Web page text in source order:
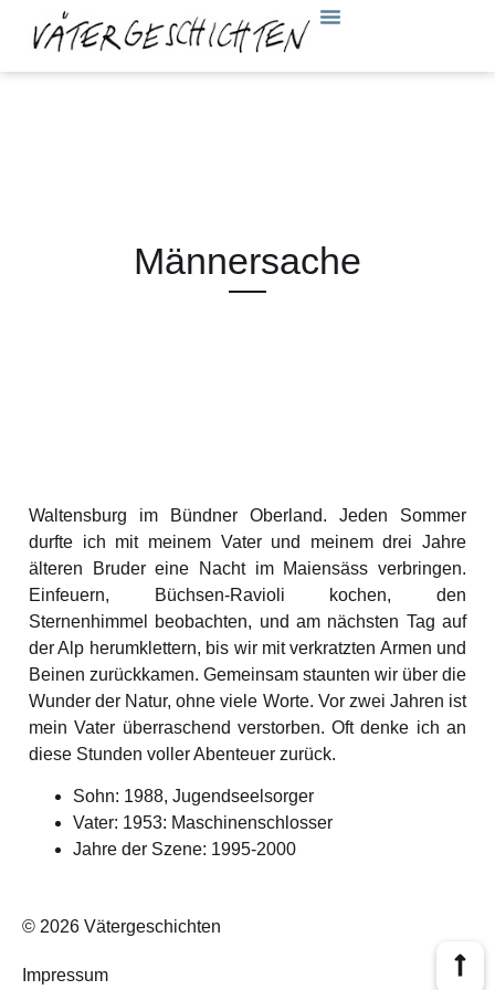
Männersache
Waltensburg im Bündner Oberland. Jeden Sommer
durfte ich mit meinem Vater und meinem drei Jahre
älteren Bruder eine Nacht im Maiensäss verbringen.
Einfeuern, Büchsen-Ravioli kochen, den
Sternenhimmel beobachten, und am nächsten Tag auf
der Alp herumklettern, bis wir mit verkratzten Armen und
Beinen zurückkamen. Gemeinsam staunten wir über die
Wunder der Natur, ohne viele Worte. Vor zwei Jahren ist
mein Vater überraschend verstorben. Oft denke ich an
diese Stunden voller Abenteuer zurück.
Sohn: 1988, Jugendseelsorger
Vater: 1953: Maschinenschlosser
Jahre der Szene: 1995-2000
© 2026 Vätergeschichten
Impressum